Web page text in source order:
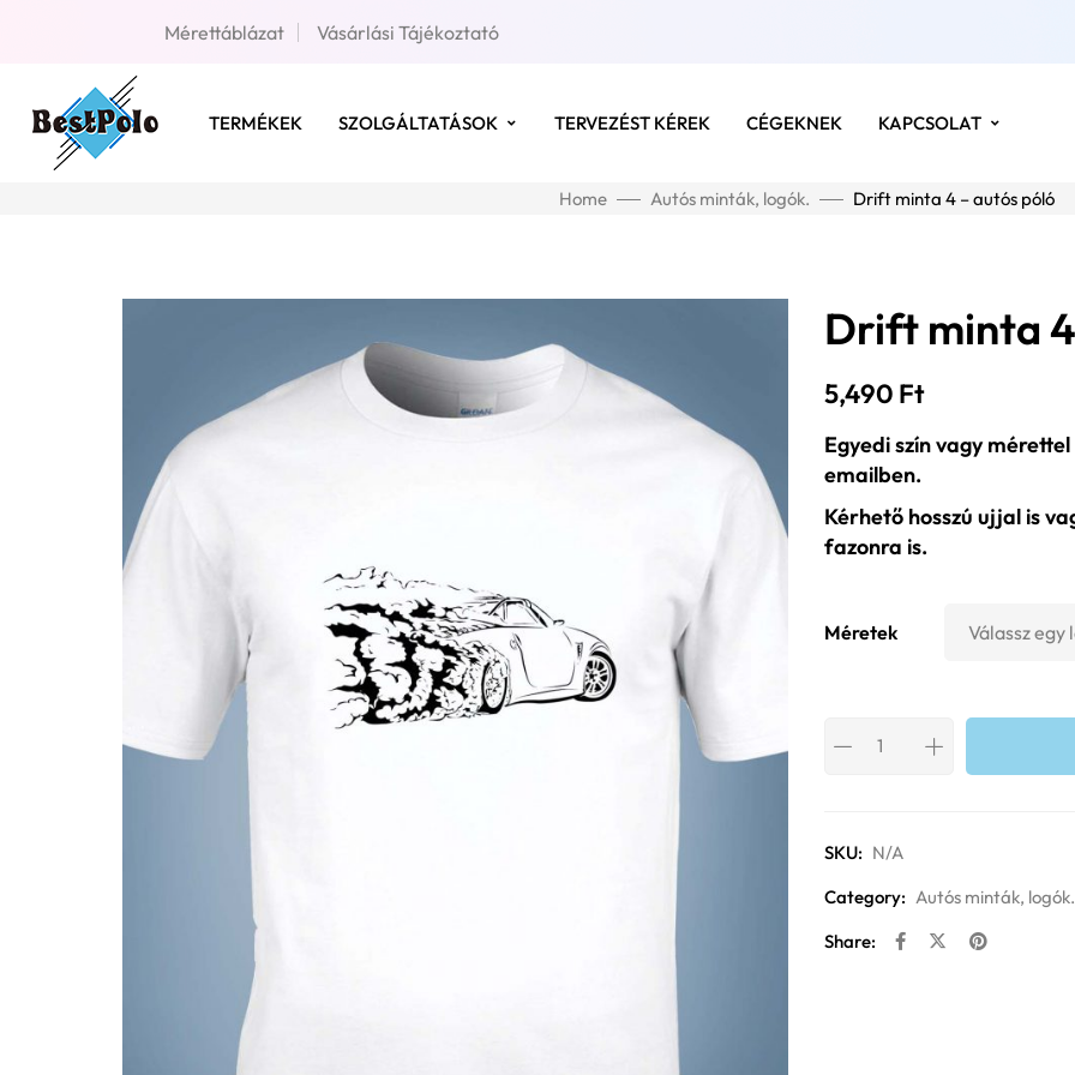
Mérettáblázat Vásárlási Tájékoztató
TERMÉKEK SZOLGÁLTATÁSOK TERVEZÉST KÉREK CÉGEKNEK KAPCSOLAT
Home Autós minták, logók. Drift minta 4 – autós póló
Drift minta
5,490 Ft
Egyedi szín vagy
emailben.
Kérhető hosszú ujjal is
fazonra is.
Méretek
SKU: N/A
Category: Autós minták, logók.
Share: